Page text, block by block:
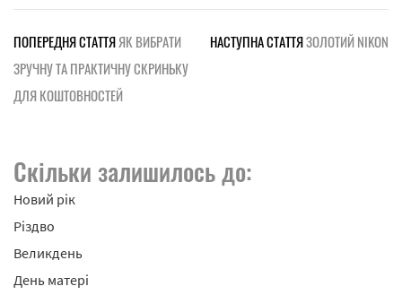
ПОПЕРЕДНЯ СТАТТЯЯК ВИБРАТИ
ЗРУЧНУ ТА ПРАКТИЧНУ СКРИНЬКУ
ДЛЯ КОШТОВНОСТЕЙ
НАСТУПНА СТАТТЯЗОЛОТИЙ NIKON
Скільки залишилось до:
Новий рік
Різдво
Великдень
День матері